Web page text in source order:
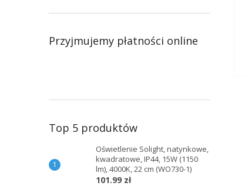
Przyjmujemy płatności online
Top 5 produktów
Oświetlenie Solight, natynkowe,
kwadratowe, IP44, 15W (1150
lm), 4000K, 22 cm (WO730-1)
101.99 zł